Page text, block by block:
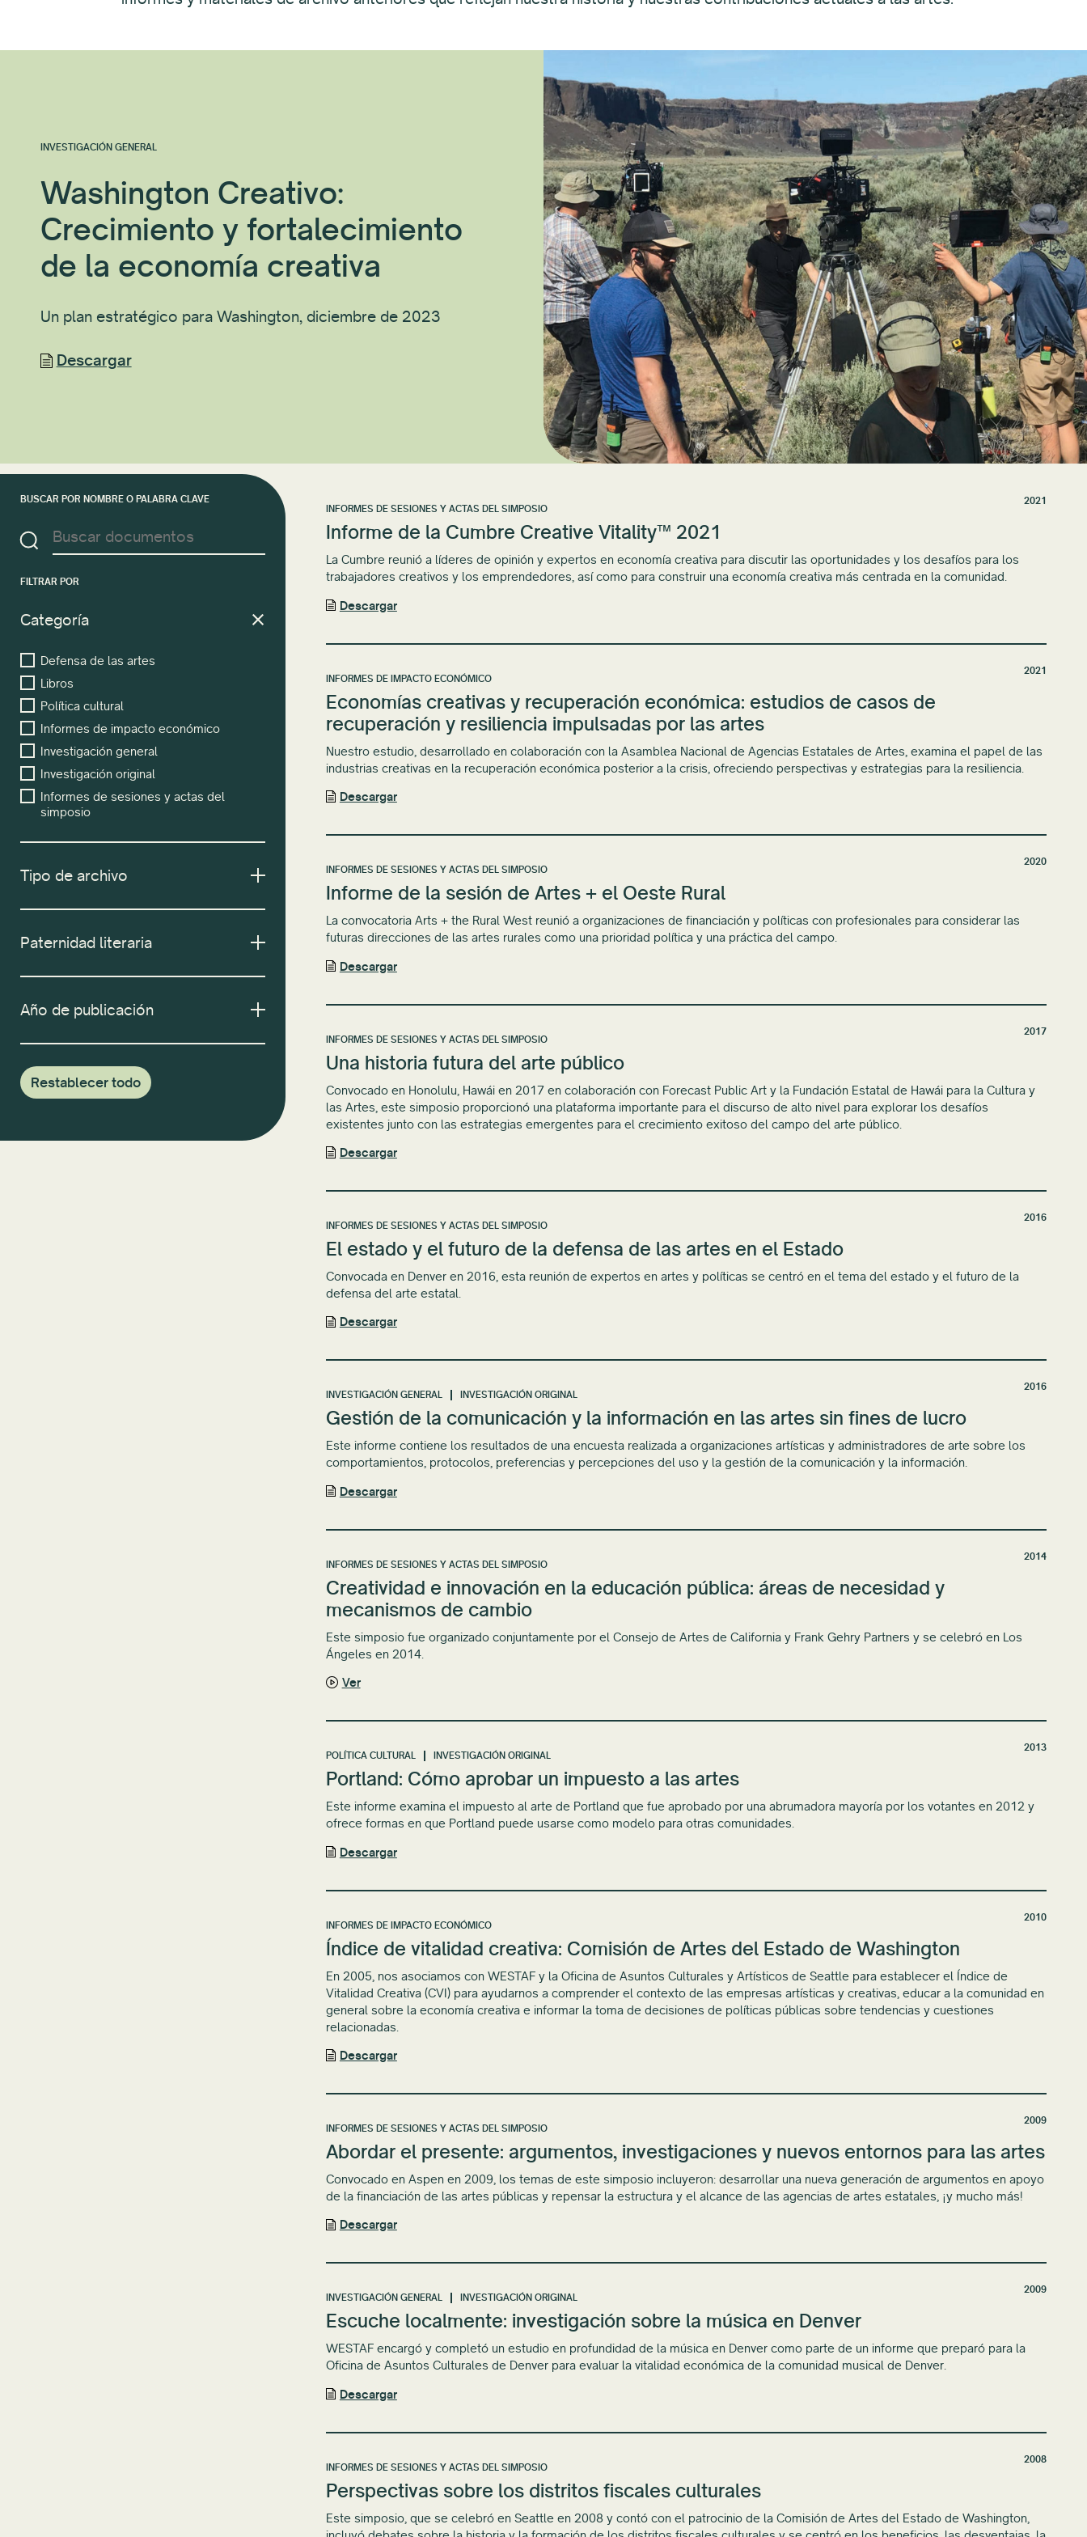
INVESTIGACIÓN GENERAL
Washington Creativo:
Crecimiento y fortalecimiento
de la economía creativa
Un plan estratégico para Washington, diciembre de 2023
Descargar
BUSCAR POR NOMBRE O PALABRA CLAVE
FILTRAR POR
Categoría
Defensa de las artes
Libros
Política cultural
Informes de impacto económico
Investigación general
Investigación original
Informes de sesiones y actas del
simposio
Tipo de archivo
Paternidad literaria
Año de publicación
Restablecer todo
2021
INFORMES DE SESIONES Y ACTAS DEL SIMPOSIO
Informe de la Cumbre Creative Vitality™ 2021
La Cumbre reunió a líderes de opinión y expertos en economía creativa para discutir las oportunidades y los desafíos para los
trabajadores creativos y los emprendedores, así como para construir una economía creativa más centrada en la comunidad.
Descargar
2021
INFORMES DE IMPACTO ECONÓMICO
Economías creativas y recuperación económica: estudios de casos de
recuperación y resiliencia impulsadas por las artes
Nuestro estudio, desarrollado en colaboración con la Asamblea Nacional de Agencias Estatales de Artes, examina el papel de las
industrias creativas en la recuperación económica posterior a la crisis, ofreciendo perspectivas y estrategias para la resiliencia.
Descargar
2020
INFORMES DE SESIONES Y ACTAS DEL SIMPOSIO
Informe de la sesión de Artes + el Oeste Rural
La convocatoria Arts + the Rural West reunió a organizaciones de financiación y políticas con profesionales para considerar las
futuras direcciones de las artes rurales como una prioridad política y una práctica del campo.
Descargar
2017
INFORMES DE SESIONES Y ACTAS DEL SIMPOSIO
Una historia futura del arte público
Convocado en Honolulu, Hawái en 2017 en colaboración con Forecast Public Art y la Fundación Estatal de Hawái para la Cultura y
las Artes, este simposio proporcionó una plataforma importante para el discurso de alto nivel para explorar los desafíos
existentes junto con las estrategias emergentes para el crecimiento exitoso del campo del arte público.
Descargar
2016
INFORMES DE SESIONES Y ACTAS DEL SIMPOSIO
El estado y el futuro de la defensa de las artes en el Estado
Convocada en Denver en 2016, esta reunión de expertos en artes y políticas se centró en el tema del estado y el futuro de la
defensa del arte estatal.
Descargar
2016
INVESTIGACIÓN GENERAL INVESTIGACIÓN ORIGINAL
Gestión de la comunicación y la información en las artes sin fines de lucro
Este informe contiene los resultados de una encuesta realizada a organizaciones artísticas y administradores de arte sobre los
comportamientos, protocolos, preferencias y percepciones del uso y la gestión de la comunicación y la información.
Descargar
2014
INFORMES DE SESIONES Y ACTAS DEL SIMPOSIO
Creatividad e innovación en la educación pública: áreas de necesidad y
mecanismos de cambio
Este simposio fue organizado conjuntamente por el Consejo de Artes de California y Frank Gehry Partners y se celebró en Los
Ángeles en 2014.
Ver
2013
POLÍTICA CULTURAL INVESTIGACIÓN ORIGINAL
Portland: Cómo aprobar un impuesto a las artes
Este informe examina el impuesto al arte de Portland que fue aprobado por una abrumadora mayoría por los votantes en 2012 y
ofrece formas en que Portland puede usarse como modelo para otras comunidades.
Descargar
2010
INFORMES DE IMPACTO ECONÓMICO
Índice de vitalidad creativa: Comisión de Artes del Estado de Washington
En 2005, nos asociamos con WESTAF y la Oficina de Asuntos Culturales y Artísticos de Seattle para establecer el Índice de
Vitalidad Creativa (CVI) para ayudarnos a comprender el contexto de las empresas artísticas y creativas, educar a la comunidad en
general sobre la economía creativa e informar la toma de decisiones de políticas públicas sobre tendencias y cuestiones
relacionadas.
Descargar
2009
INFORMES DE SESIONES Y ACTAS DEL SIMPOSIO
Abordar el presente: argumentos, investigaciones y nuevos entornos para las artes
Convocado en Aspen en 2009, los temas de este simposio incluyeron: desarrollar una nueva generación de argumentos en apoyo
de la financiación de las artes públicas y repensar la estructura y el alcance de las agencias de artes estatales, ¡y mucho más!
Descargar
2009
INVESTIGACIÓN GENERAL INVESTIGACIÓN ORIGINAL
Escuche localmente: investigación sobre la música en Denver
WESTAF encargó y completó un estudio en profundidad de la música en Denver como parte de un informe que preparó para la
Oficina de Asuntos Culturales de Denver para evaluar la vitalidad económica de la comunidad musical de Denver.
Descargar
2008
INFORMES DE SESIONES Y ACTAS DEL SIMPOSIO
Perspectivas sobre los distritos fiscales culturales
Este simposio, que se celebró en Seattle en 2008 y contó con el patrocinio de la Comisión de Artes del Estado de Washington,